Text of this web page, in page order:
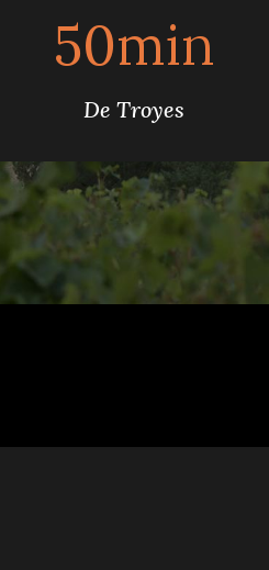
50min
De Troyes